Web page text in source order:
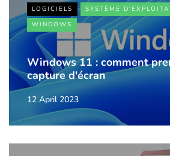
LOGICIELS
SYSTÈME
WINDOWS
Windows 11 : comment
capture d'écran
12 April 2023